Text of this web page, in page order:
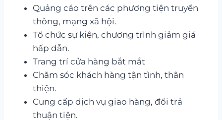
Quảng cáo trên các phương tiện truyền
thông, mạng xã hội.
Tổ chức sự kiện, chương trình giảm giá
hấp dẫn.
Trang trí cửa hàng bắt mắt
Chăm sóc khách hàng tận tình, thân
thiện.
Cung cấp dịch vụ giao hàng, đổi trả
thuận tiện.